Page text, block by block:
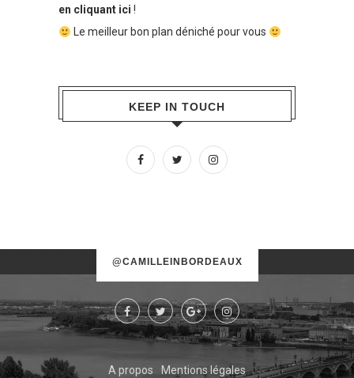
en cliquant ici !
Le meilleur bon plan déniché pour vous
KEEP IN TOUCH
@CAMILLEINBORDEAUX
Try some other hashtag or username
A propos Mentions légales